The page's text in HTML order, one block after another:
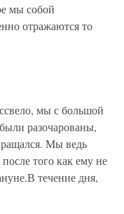
мы собой
отражаются то
мы с большой
разочарованы,
Мы ведь
того как ему не
течение дня,